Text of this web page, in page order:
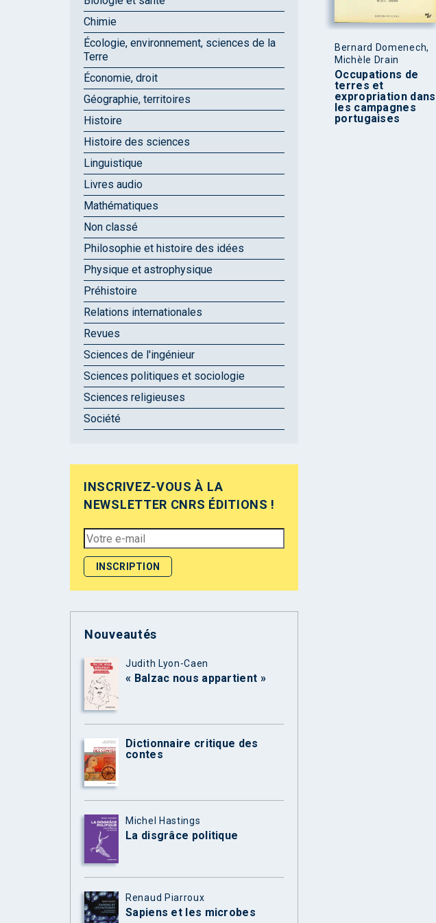
Bernard Domenech,
Michèle Drain
Occupations de
terres et
expropriation dans
les campagnes
portugaises
Chimie
Écologie, environnement, sciences de la
Terre
Économie, droit
Géographie, territoires
Histoire
Histoire des sciences
Linguistique
Livres audio
Mathématiques
Non classé
Philosophie et histoire des idées
Physique et astrophysique
Préhistoire
Relations internationales
Revues
Sciences de l'ingénieur
Sciences politiques et sociologie
Sciences religieuses
Société
INSCRIVEZ-VOUS À LA
NEWSLETTER CNRS ÉDITIONS !
Nouveautés
Judith Lyon-Caen
« Balzac nous appartient »
Dictionnaire critique des
contes
Michel Hastings
La disgrâce politique
Renaud Piarroux
Sapiens et les microbes